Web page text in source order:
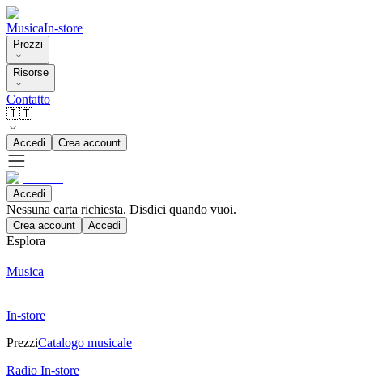
MusicaIn-store
Prezzi
Risorse
Contatto
🇮🇹
Accedi Crea account
Accedi
Nessuna carta richiesta. Disdici quando vuoi.
Crea account Accedi
Esplora
Musica
In-store
PrezziCatalogo musicale
Radio In-store